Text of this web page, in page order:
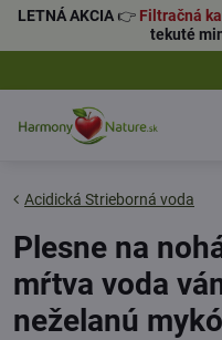
LETNÁ AKCIA👉 Filtračná
tekuté
Acidická Strieborná voda
Plesne na
mŕtva voda
neželanú